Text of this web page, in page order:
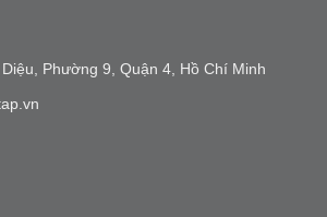
Phường 9, Quận 4, Hồ Chí Minh